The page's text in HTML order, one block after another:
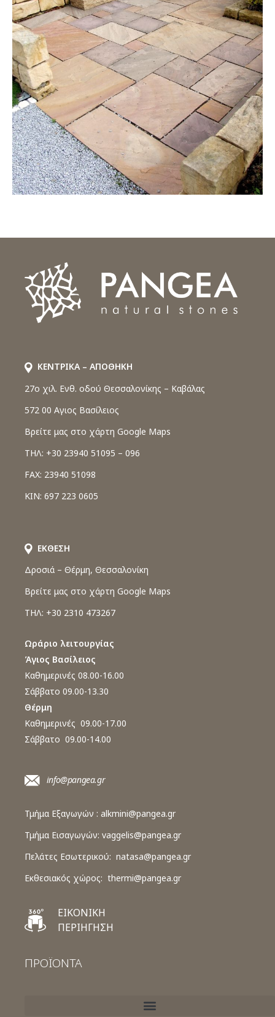
ΚΕΝΤΡΙΚΑ – ΑΠΟΘΗΚΗ
27o χιλ. Ενθ. οδού Θεσσαλονίκης – Καβάλας
572 00 Αγιος Βασίλειος
Βρείτε μας στο χάρτη Google Maps
ΤΗΛ: +30 23940 51095 – 096
FAX: 23940 51098
ΚΙΝ: 697 223 0605
ΕΚΘΕΣΗ
Δροσιά – Θέρμη, Θεσσαλονίκη
Βρείτε μας στο χάρτη Google Maps
ΤΗΛ: +30 2310 473267
Ωράριο λειτουργίας
Άγιος Βασίλειος
Καθημερινές 08.00-16.00
Σάββατο 09.00-13.30
Θέρμη
Καθημερινές 09.00-17.00
Σάββατο 09.00-14.00
info@pangea.gr
Τμήμα Εξαγωγών : alkmini@pangea.gr
Τμήμα Εισαγωγών: vaggelis@pangea.gr
Πελάτες Εσωτερικού: natasa@pangea.gr
Εκθεσιακός χώρος: thermi@pangea.gr
ΕΙΚΟΝΙΚΗ
ΠΕΡΙΗΓΗΣΗ
ΠΡΟΪΟΝΤΑ